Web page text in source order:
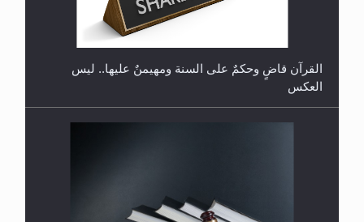
هل تعتبر الأشفار الاصطناعية (الرموش الاصطناعية)
والأظافر البلاستيكية وطلاء الأظافر حاجبا للوضوء وهل
يُسمح الصلاة بها؟
القرآن قاضٍ وحكمٌ على السنة ومهيمنٌ عليها.. ليس
العكس